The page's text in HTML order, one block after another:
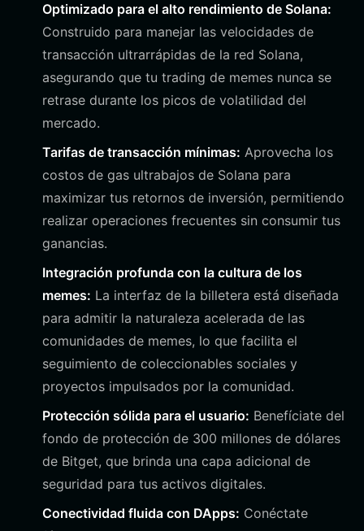
Optimizado para el alto rendimiento de Solana:
Construido para manejar las velocidades de
transacción ultrarrápidas de la red Solana,
asegurando que tu trading de memes nunca se
retrase durante los picos de volatilidad del
mercado.
Tarifas de transacción mínimas: Aprovecha los
costos de gas ultrabajos de Solana para
maximizar tus retornos de inversión, permitiendo
realizar operaciones frecuentes sin consumir tus
ganancias.
Integración profunda con la cultura de los
memes: La interfaz de la billetera está diseñada
para admitir la naturaleza acelerada de las
comunidades de memes, lo que facilita el
seguimiento de coleccionables sociales y
proyectos impulsados por la comunidad.
Protección sólida para el usuario: Benefíciate del
fondo de protección de 300 millones de dólares
de Bitget, que brinda una capa adicional de
seguridad para tus activos digitales.
Conectividad fluida con DApps: Conéctate